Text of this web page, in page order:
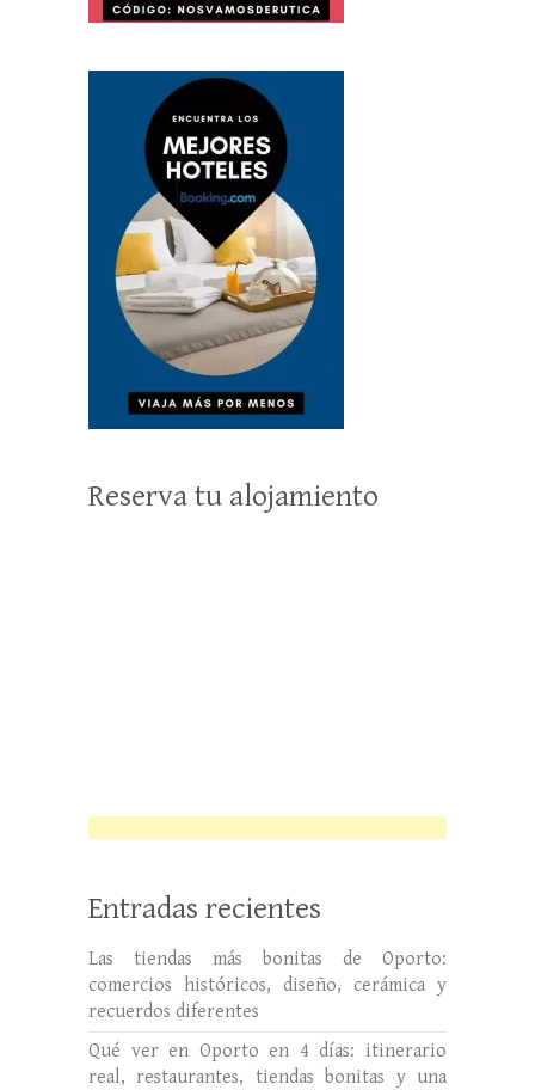
Reserva tu alojamiento
Entradas recientes
Las tiendas más bonitas de Oporto:
comercios históricos, diseño, cerámica y
recuerdos diferentes
Qué ver en Oporto en 4 días: itinerario
real, restaurantes, tiendas bonitas y una